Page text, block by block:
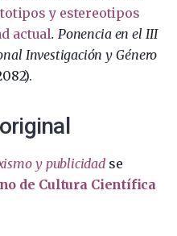
y estereotipos
actual. Ponencia en el III
Investigación y Género
y publicidadse
de Cultura Científica